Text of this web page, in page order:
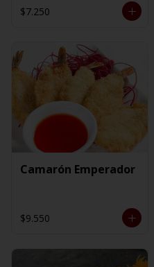
$7.250
Camarón Emperador
$9.550